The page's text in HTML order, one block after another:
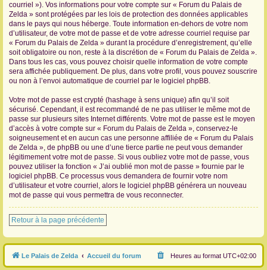
courriel »). Vos informations pour votre compte sur « Forum du Palais de
Zelda » sont protégées par les lois de protection des données applicables
dans le pays qui nous héberge. Toute information en-dehors de votre nom
d’utilisateur, de votre mot de passe et de votre adresse courriel requise par
« Forum du Palais de Zelda » durant la procédure d’enregistrement, qu’elle
soit obligatoire ou non, reste à la discrétion de « Forum du Palais de Zelda ».
Dans tous les cas, vous pouvez choisir quelle information de votre compte
sera affichée publiquement. De plus, dans votre profil, vous pouvez souscrire
ou non à l’envoi automatique de courriel par le logiciel phpBB.
Votre mot de passe est crypté (hashage à sens unique) afin qu’il soit
sécurisé. Cependant, il est recommandé de ne pas utiliser le même mot de
passe sur plusieurs sites Internet différents. Votre mot de passe est le moyen
d’accès à votre compte sur « Forum du Palais de Zelda », conservez-le
soigneusement et en aucun cas une personne affiliée de « Forum du Palais
de Zelda », de phpBB ou une d’une tierce partie ne peut vous demander
légitimement votre mot de passe. Si vous oubliez votre mot de passe, vous
pouvez utiliser la fonction « J’ai oublié mon mot de passe » fournie par le
logiciel phpBB. Ce processus vous demandera de fournir votre nom
d’utilisateur et votre courriel, alors le logiciel phpBB générera un nouveau
mot de passe qui vous permettra de vous reconnecter.
Retour à la page précédente
Le Palais de Zelda Accueil du forum Heures au format UTC+02:00